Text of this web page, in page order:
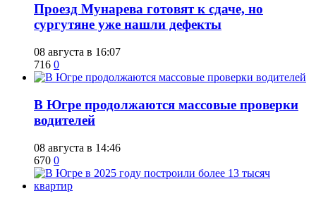
​Проезд Мунарева готовят к сдаче, но
сургутяне уже нашли дефекты
08 августа в 16:07
716 0
​В Югре продолжаются массовые проверки
водителей
08 августа в 14:46
670 0